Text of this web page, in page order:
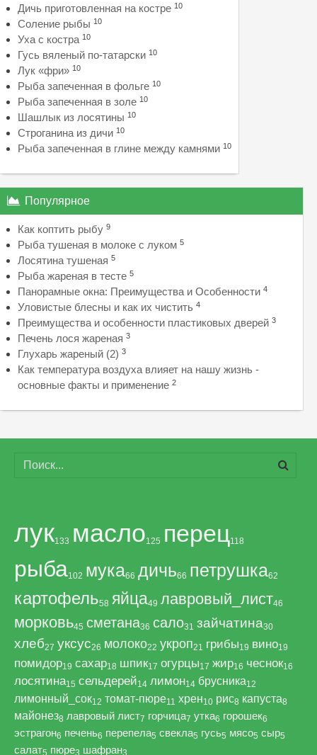
Дичь приготовленная на костре 10
Соление рыбы 10
Уха с костра 10
Гусь вяленый по-татарски 10
Лук «фри» 10
Рыба запеченная в фольге 10
Рыба запеченная в золе 10
Шашлык из лосятины 10
Строганина из дичи 10
Рыба запеченная в глине между камнями 10
Популярное
Как коптить рыбу 9
Рыба тушеная в молоке с луком 5
Лосятина тушеная 5
Рыба жареная в тесте 5
Панорамные окна: Преимущества и Особенности 4
Уловистые блесны и как их чистить 4
Преимущества и особенности пластиковых дверей 3
Печень лося жареная 3
Глухарь жареный (2) 3
Как температура воздуха влияет на нашу жизнь -
основные факты и применение 2
лук133 масло125 перец118
рыба102 мука66 дичь66 петрушка62
картофель58 яйца49 лавровый_лист46
морковь45 сметана36 сало31 зайчатина30
хлеб27 уксус26 молоко22 укроп21 грибы19 вино19
помидор19 сахар18 шпик17 огурцы17 жир16 чеснок16
лосятина15 сельдерей14 лимон14 брусника12
лимонный_сок12 томат-пюре11 хрен10 рис8 капуста8
майонез8 лавровый лист7 горчица7 утка6 горошек6
эстрагон6 печень6 перепела5 свекла5 гусь5 мясо5 сыр5
салат пюре шафран